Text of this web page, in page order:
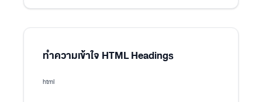
ทำความเข้าใจ HTML Headings
html